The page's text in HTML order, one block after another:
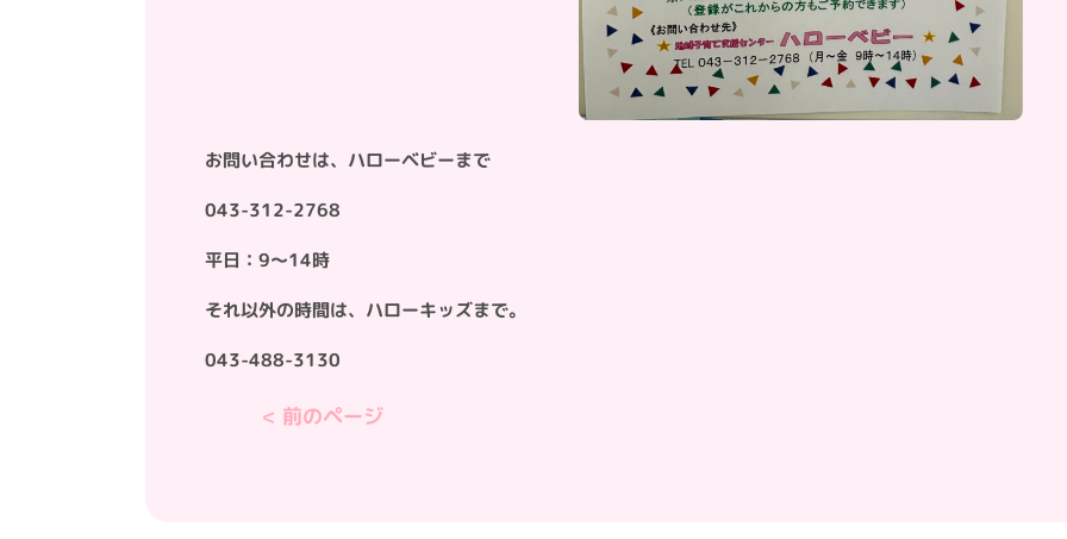
お問い合わせは、ハローベビーまで
043-312-2768
平日：9～14時
それ以外の時間は、ハローキッズまで。
043-488-3130
< 前のページ